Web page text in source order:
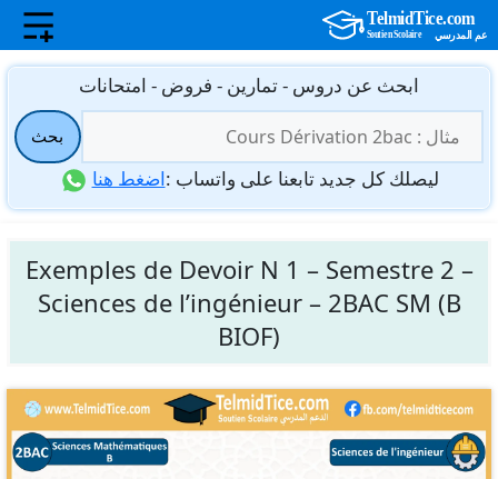
انتقل
المحتوى
ابحث عن دروس - تمارين - فروض - امتحانات
عن:
بحث
ليصلك كل جديد تابعنا على واتساب :اضغط هنا
Exemples de Devoir N 1 – Semestre 2 –
Sciences de l’ingénieur – 2BAC SM (B
BIOF)